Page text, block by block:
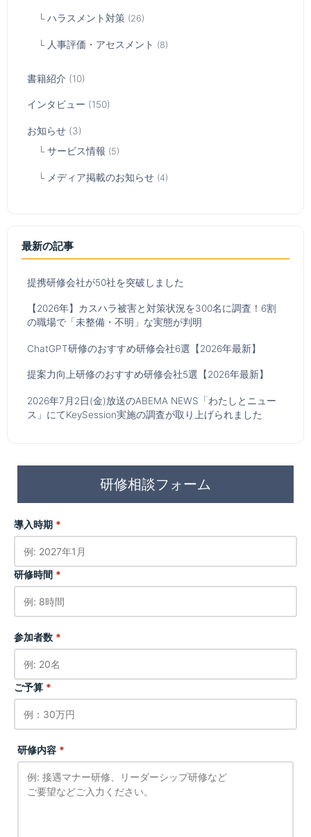
ハラスメント対策 (26)
人事評価・アセスメント (8)
書籍紹介 (10)
インタビュー (150)
お知らせ (3)
サービス情報 (5)
メディア掲載のお知らせ (4)
最新の記事
提携研修会社が50社を突破しました
【2026年】カスハラ被害と対策状況を300名に調査！6割
の職場で「未整備・不明」な実態が判明
ChatGPT研修のおすすめ研修会社6選【2026年最新】
提案力向上研修のおすすめ研修会社5選【2026年最新】
2026年7月2日(金)放送のABEMA NEWS「わたしとニュー
ス」にてKeySession実施の調査が取り上げられました
研修相談フォーム
導入時期 *
研修時間 *
参加者数 *
ご予算 *
研修内容 *